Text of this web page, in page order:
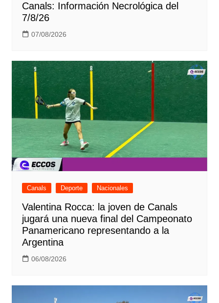
Canals: Información Necrológica del
7/8/26
07/08/2026
Canals Deporte Nacionales
Valentina Rocca: la joven de Canals
jugará una nueva final del Campeonato
Panamericano representando a la
Argentina
06/08/2026